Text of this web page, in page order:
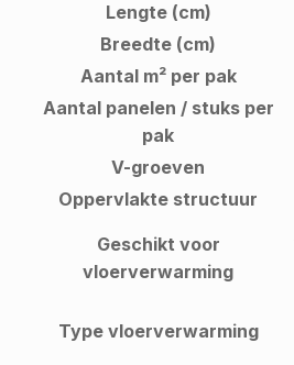
Lengte (cm)
Breedte (cm)
Aantal m² per pak
Aantal panelen / stuks per
pak
V-groeven
Oppervlakte structuur
Geschikt voor
vloerverwarming
Type vloerverwarming